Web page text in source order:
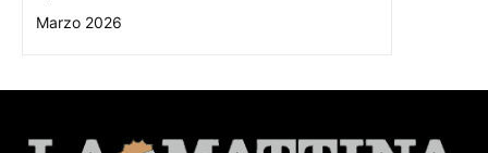
Marzo 2026